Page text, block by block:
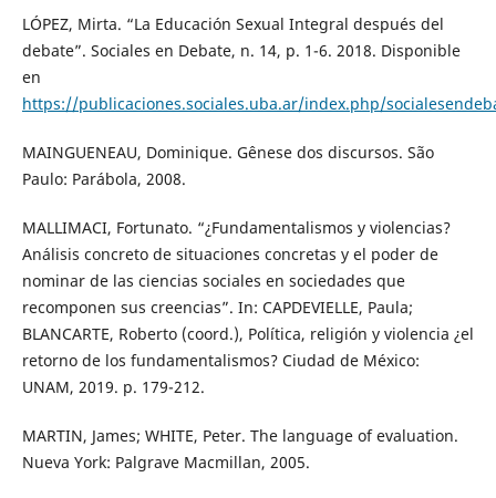
LÓPEZ, Mirta. “La Educación Sexual Integral después del
debate”. Sociales en Debate, n. 14, p. 1-6. 2018. Disponible
en
https://publicaciones.sociales.uba.ar/index.php/
MAINGUENEAU, Dominique. Gênese dos discursos. São
Paulo: Parábola, 2008.
MALLIMACI, Fortunato. “¿Fundamentalismos y violencias?
Análisis concreto de situaciones concretas y el poder de
nominar de las ciencias sociales en sociedades que
recomponen sus creencias”. In: CAPDEVIELLE, Paula;
BLANCARTE, Roberto (coord.), Política, religión y violencia ¿el
retorno de los fundamentalismos? Ciudad de México:
UNAM, 2019. p. 179-212.
MARTIN, James; WHITE, Peter. The language of evaluation.
Nueva York: Palgrave Macmillan, 2005.